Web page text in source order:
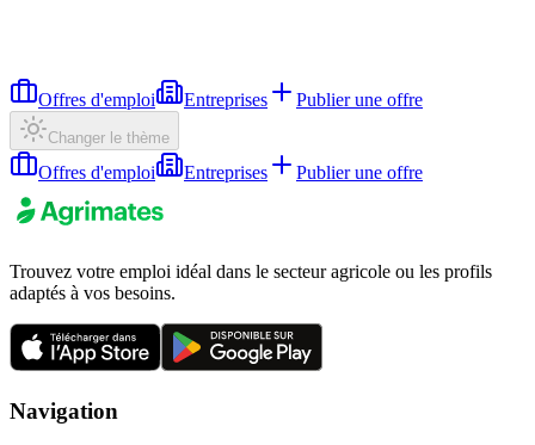
Offres d'emploi Entreprises Publier une offre
Changer le thème
Offres d'emploi Entreprises Publier une offre
Trouvez votre emploi idéal dans le secteur agricole ou les profils
adaptés à vos besoins.
Navigation